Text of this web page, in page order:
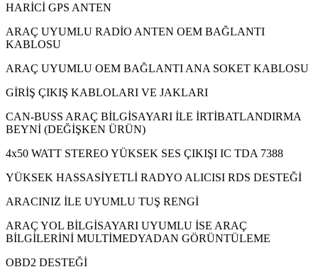
HARİCİ GPS ANTEN
ARAÇ UYUMLU RADİO ANTEN OEM BAĞLANTI
KABLOSU
ARAÇ UYUMLU OEM BAĞLANTI ANA SOKET KABLOSU
GİRİŞ ÇIKIŞ KABLOLARI VE JAKLARI
CAN-BUSS ARAÇ BİLGİSAYARI İLE İRTİBATLANDIRMA
BEYNİ (DEĞİŞKEN ÜRÜN)
4x50 WATT STEREO YÜKSEK SES ÇIKIŞI IC TDA 7388
YÜKSEK HASSASİYETLİ RADYO ALICISI RDS DESTEĞİ
ARACINIZ İLE UYUMLU TUŞ RENGİ
ARAÇ YOL BİLGİSAYARI UYUMLU İSE ARAÇ
BİLGİLERİNİ MULTİMEDYADAN GÖRÜNTÜLEME
OBD2 DESTEĞİ